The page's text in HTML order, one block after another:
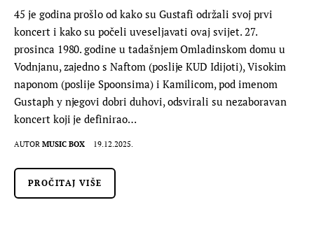
45 je godina prošlo od kako su Gustafi održali svoj prvi
koncert i kako su počeli uveseljavati ovaj svijet. 27.
prosinca 1980. godine u tadašnjem Omladinskom domu u
Vodnjanu, zajedno s Naftom (poslije KUD Idijoti), Visokim
naponom (poslije Spoonsima) i Kamilicom, pod imenom
Gustaph y njegovi dobri duhovi, odsvirali su nezaboravan
koncert koji je definirao…
AUTOR MUSIC BOX 19.12.2025.
PROČITAJ VIŠE